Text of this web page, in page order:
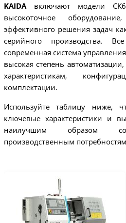
KAIDA включают модели
высокоточное
эффективного решения задач
серийного производства.
современная система
высокая степень
характеристикам,
комплектации.
Используйте таблицу ниже,
ключевые характеристики и
наилучшим образом
производственным